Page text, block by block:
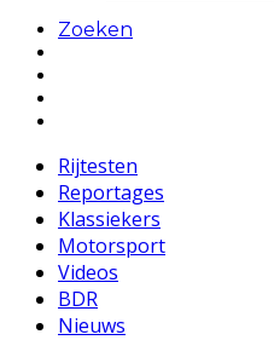
Zoeken
Rijtesten
Reportages
Klassiekers
Motorsport
Videos
BDR
Nieuws